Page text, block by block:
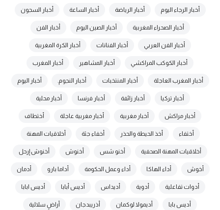
أخبار الرجاء اليوم أخبار الرياضة أخبار الساعة أخبار السجون
أخبار الصحراء المغربية أخبار الصين اليوم أخبار الفن
أخبار الفن العربي أخبار الفنانات أخبار الكرة المغربية
أخبار الكوكب المراكشي أخبار المشاهير أخبار المغرب
أخبار المغرب العاجلة أخبار المنتخبات أخبار النجوم. أخبار اليوم
أخبار تركيا أخبار زائفة أخبار فرنسا أخبار محلية
أخبار مراكش أخبار مغربية أخبار مغربية عاجلة أختطاف
أختفاء أخذ الحيطة والحذر أخفاء جثة أخلاقيات المهنة
أخلاقيات المهنة الصحفية أخنو شس أخنوش أخنوش إرحل
أخوش أداء الهاكا أداء وعمل الحكومة أداما بارو أدمان
أدوات تفاعلية أدوية أديداس أديس أبابا أديس ابابا
أديس بابا أديمولا لوكمان أذريبدجان أراضٍ سلالية